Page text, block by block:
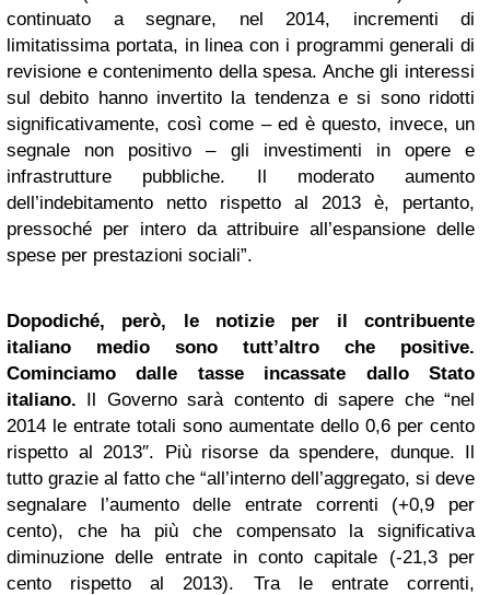
continuato a segnare, nel 2014, incrementi di
limitatissima portata, in linea con i programmi generali di
revisione e contenimento della spesa. Anche gli interessi
sul debito hanno invertito la tendenza e si sono ridotti
significativamente, così come – ed è questo, invece, un
segnale non positivo – gli investimenti in opere e
infrastrutture pubbliche. Il moderato aumento
dell’indebitamento netto rispetto al 2013 è, pertanto,
pressoché per intero da attribuire all’espansione delle
spese per prestazioni sociali”.
Dopodiché, però, le notizie per il contribuente
italiano medio sono tutt’altro che positive.
Cominciamo dalle tasse incassate dallo Stato
italiano. Il Governo sarà contento di sapere che “nel
2014 le entrate totali sono aumentate dello 0,6 per cento
rispetto al 2013″. Più risorse da spendere, dunque. Il
tutto grazie al fatto che “all’interno dell’aggregato, si deve
segnalare l’aumento delle entrate correnti (+0,9 per
cento), che ha più che compensato la significativa
diminuzione delle entrate in conto capitale (-21,3 per
cento rispetto al 2013). Tra le entrate correnti,